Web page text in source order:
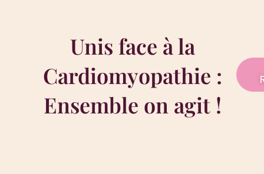
Unis face à la
Cardiomyopathie :
Ensemble on agit !